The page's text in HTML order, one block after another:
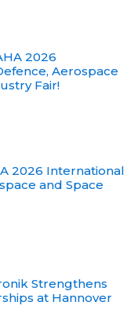
2026
Aerospace
Fair!
2026 International
and Space
Strengthens
at Hannover